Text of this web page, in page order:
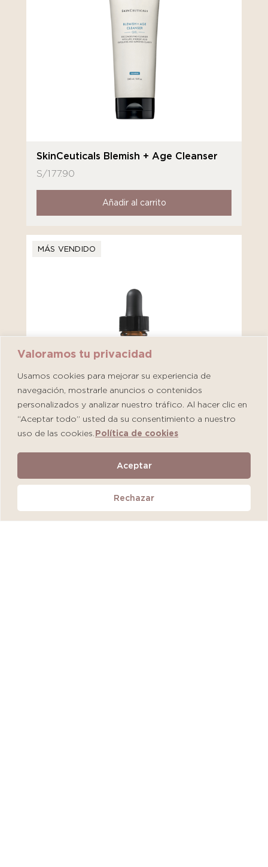
Valoramos tu privacidad
Usamos cookies para mejorar su experiencia de
navegación, mostrarle anuncios o contenidos
personalizados y analizar nuestro tráfico. Al hacer clic en
“Aceptar todo” usted da su consentimiento a nuestro
uso de las cookies. Política de cookies
Rechazar
Aceptar
SkinCeuticals Blemish + Age Cleanser
S/177.90
Añadir al carrito
MÁS VENDIDO
SkinCeuticals CE Ferulic
S/612.00
Añadir al carrito